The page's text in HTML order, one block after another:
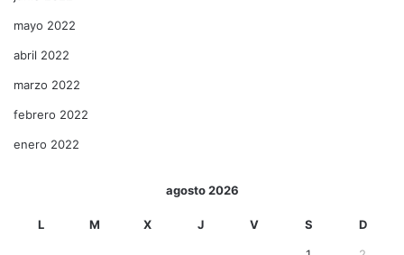
mayo 2022
abril 2022
marzo 2022
febrero 2022
enero 2022
agosto 2026
L M X J V S D